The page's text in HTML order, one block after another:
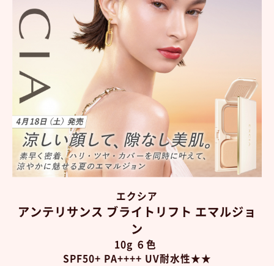
エクシア
アンテリサンス ブライトリフト エマルジョ
ン
10g ６色
SPF50+ PA++++ UV耐水性★★